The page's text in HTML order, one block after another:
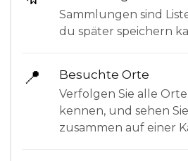
Sammlungen sind
du später speichern
📍 Besuchte Orte
Verfolgen Sie alle
kennen, und sehen
zusammen auf einer